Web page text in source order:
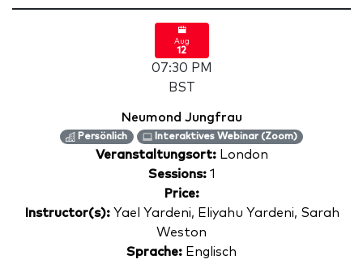
Aug
12
07:30 PM
BST
Neumond Jungfrau
Persönlich Interaktives Webinar (Zoom)
Veranstaltungsort: London
Sessions:1
Price:
Instructor(s):Yael Yardeni, Eliyahu Yardeni, Sarah
Weston
Sprache: Englisch